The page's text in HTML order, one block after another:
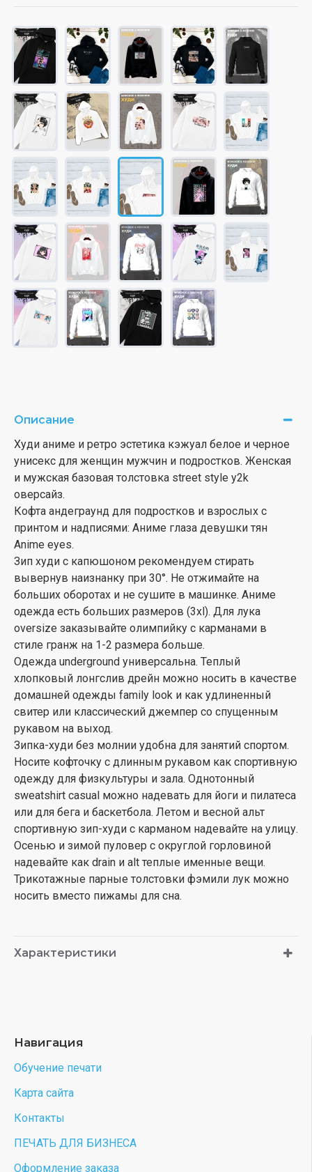
Описание
Худи аниме и ретро эстетика кэжуал белое и черное
унисекс для женщин мужчин и подростков. Женская
и мужская базовая толстовка street style y2k
оверсайз.
Кофта андеграунд для подростков и взрослых с
принтом и надписями: Аниме глаза девушки тян
Anime eyes.
Зип худи с капюшоном рекомендуем стирать
вывернув наизнанку при 30°. Не отжимайте на
больших оборотах и не сушите в машинке. Аниме
одежда есть больших размеров (3xl). Для лука
oversize заказывайте олимпийку с карманами в
стиле гранж на 1-2 размера больше.
Одежда underground универсальна. Теплый
хлопковый лонгслив дрейн можно носить в качестве
домашней одежды family look и как удлиненный
свитер или классический джемпер со спущенным
рукавом на выход.
Зипка-худи без молнии удобна для занятий спортом.
Носите кофточку с длинным рукавом как спортивную
одежду для физкультуры и зала. Однотонный
sweatshirt casual можно надевать для йоги и пилатеса
или для бега и баскетбола. Летом и весной альт
спортивную зип-худи с карманом надевайте на улицу.
Осенью и зимой пуловер с округлой горловиной
надевайте как drain и alt теплые именные вещи.
Трикотажные парные толстовки фэмили лук можно
носить вместо пижамы для сна.
Характеристики
Навигация
Обучение печати
Карта сайта
Контакты
ПЕЧАТЬ ДЛЯ БИЗНЕСА
Оформление заказа